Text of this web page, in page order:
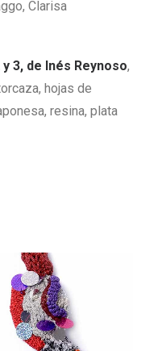
Clarisa
3, de Inés Reynoso,
hojas de
resina, plata